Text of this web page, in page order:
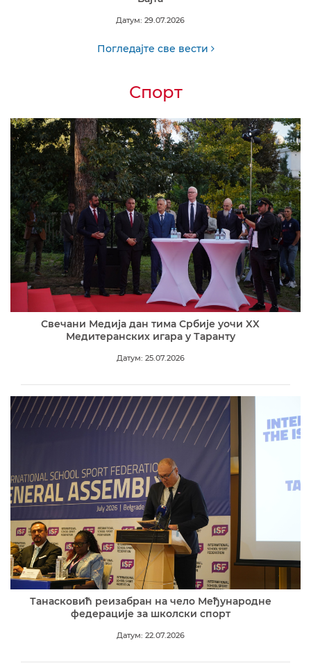
Датум: 29.07.2026
Погледајте све вести
Спорт
Свечани Медија дан тима Србије уочи XX
Медитеранских игара у Таранту
Датум: 25.07.2026
Танасковић реизабран на чело Међународне
федерације за школски спорт
Датум: 22.07.2026